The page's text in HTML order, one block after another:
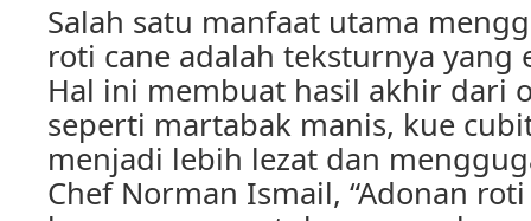
Salah satu manfaat utama
roti cane adalah teksturnya yang
Hal ini membuat hasil akhir dari
seperti martabak manis, kue
menjadi lebih lezat dan
Chef Norman Ismail, “Adonan